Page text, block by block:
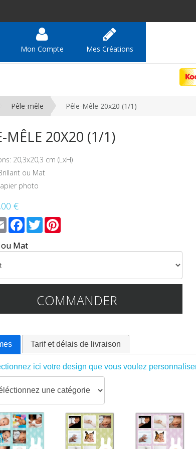
Mon Compte Mes Créations
Pêle-mêle Pêle-Mêle 20x20 (1/1)
MÊLE 20X20 (1/1)
20,3x20,3 cm (LxH)
ou Mat
photo
€
EmailFacebook
TwitterPinterest
Mat
COMMANDER
Tarif et délais de livraison
ici votre design que vous voulez